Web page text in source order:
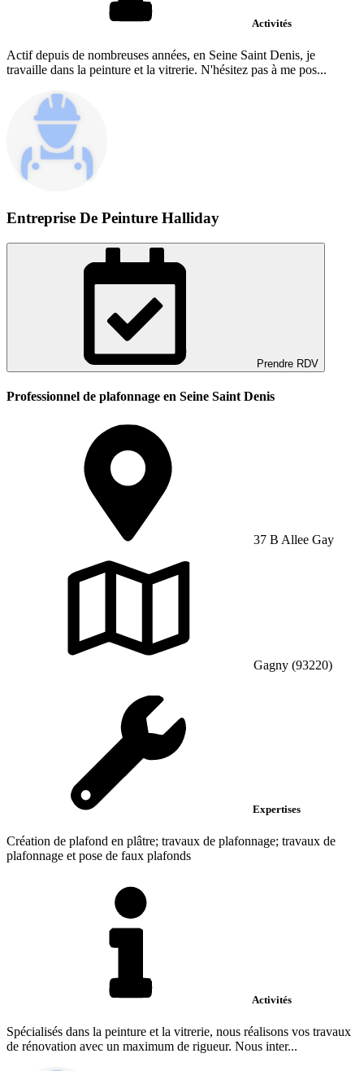
Activités
Actif depuis de nombreuses années, en Seine Saint Denis, je
travaille dans la peinture et la vitrerie. N'hésitez pas à me pos...
Entreprise De Peinture Halliday
Prendre RDV
Professionnel de plafonnage en Seine Saint Denis
37 B Allee Gay
Gagny (93220)
Expertises
Création de plafond en plâtre; travaux de plafonnage; travaux de
plafonnage et pose de faux plafonds
Activités
Spécialisés dans la peinture et la vitrerie, nous réalisons vos travaux
de rénovation avec un maximum de rigueur. Nous inter...